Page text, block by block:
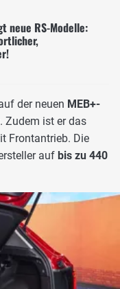
neue RS-Modelle:
der neuen MEB+-
Zudem ist er das
Frontantrieb. Die
auf bis zu 440